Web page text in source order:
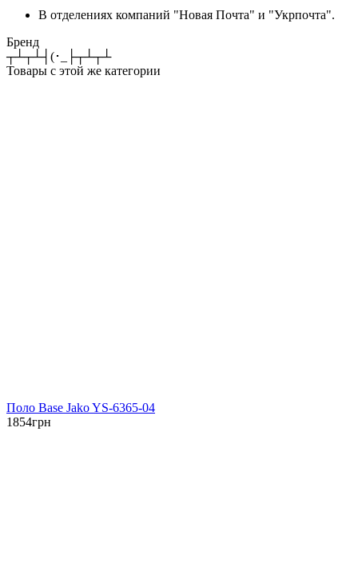
В отделениях компаний "Новая Почта" и "Укрпочта".
Бренд
┬┴┬┴┤(･_├┬┴┬┴
Товары с этой же категории
Поло Base Jako YS-6365-04
1854грн